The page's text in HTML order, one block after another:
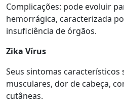
Complicações: pode evoluir
hemorrágica, caracterizada
insuficiência de órgãos.
Zika Vírus
Seus sintomas característicos
musculares, dor de cabeça,
cutâneas.